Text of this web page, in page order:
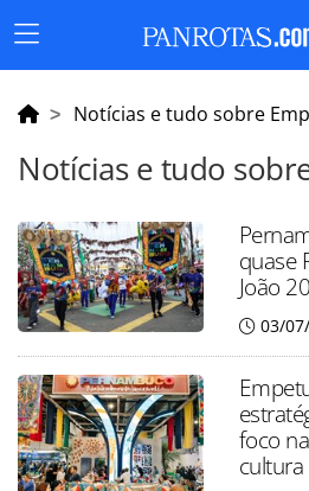
Menu
Principal
Notícias e tudo sobre
Notícias e tudo
quase
João
03/
foco